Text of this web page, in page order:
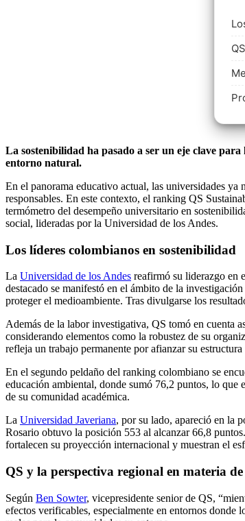
La sostenibilidad ha pasado a ser un eje clave
entorno natural.
En el panorama educativo actual, las universidades ya
responsables. En este contexto, el ranking QS
termómetro del desempeño universitario en
social, lideradas por la Universidad de los Andes.
Los líderes colombianos en sostenibilidad
La Universidad de los Andes reafirmó su liderazgo en
destacado se manifestó en el ámbito de la
proteger el medioambiente. Tras divulgarse los
Además de la labor investigativa, QS tomó en cuenta
considerando elementos como la robustez de su
refleja un trabajo permanente por afianzar su
En el segundo peldaño del ranking colombiano se
educación ambiental, donde sumó 76,2 puntos, lo
de su comunidad académica.
La Universidad Javeriana, por su lado, apareció en la
Rosario obtuvo la posición 553 al alcanzar 66,8
fortalecen su proyección internacional y muestran el
QS y la perspectiva regional en materia
Según Ben Sowter, vicepresidente senior de QS,
efectos verificables, especialmente en entornos donde